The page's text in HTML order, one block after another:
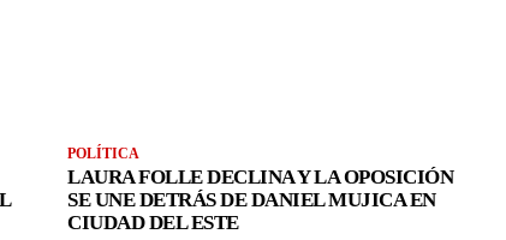
POLÍTICA
LAURA FOLLE DECLINA Y LA OPOSICIÓN
SE UNE DETRÁS DE DANIEL MUJICA EN
CIUDAD DEL ESTE